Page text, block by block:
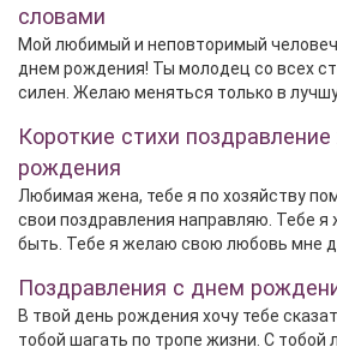
словами
Мой любимый и неповторимый
днем рождения! Ты молодец со всех
силен. Желаю меняться только в
Короткие стихи
рождения
Любимая жена, тебе я по хозяйству
свои поздравления направляю. Тебе
быть. Тебе я желаю свою любовь мне
Поздравления с днем
В твой день рождения хочу тебе
тобой шагать по тропе жизни. С тобой